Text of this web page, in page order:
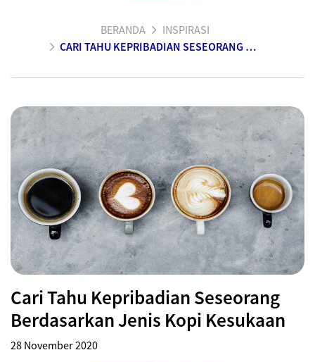
BERANDA
INSPIRASI
CARI TAHU KEPRIBADIAN SESEORANG BERDASARKAN JENIS KOPI KESUKAAN
Cari Tahu Kepribadian Seseorang
Berdasarkan Jenis Kopi Kesukaan
28 November 2020